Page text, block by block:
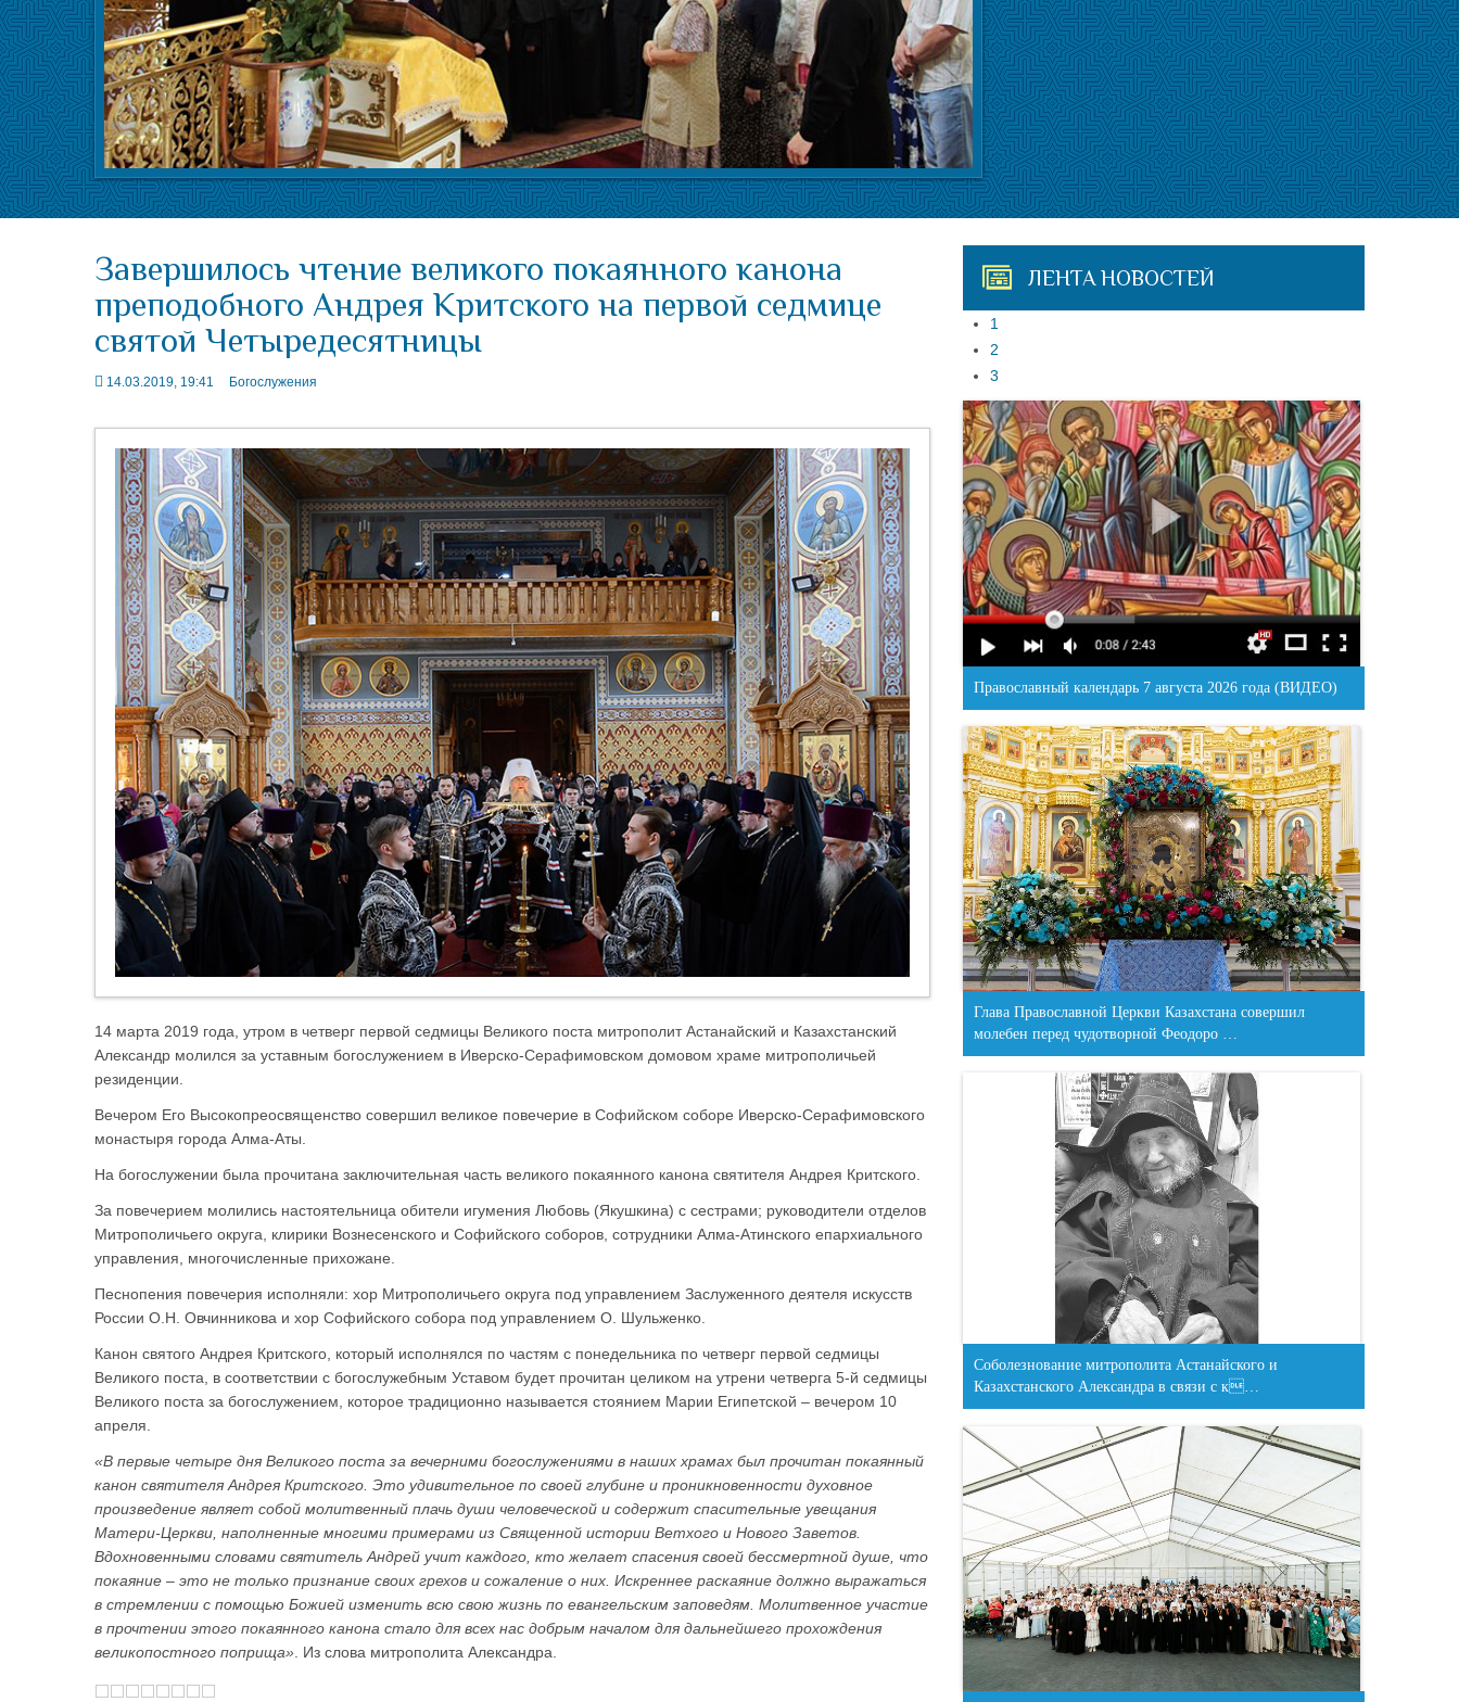
Завершилось чтение великого покаянного канона
преподобного Андрея Критского на первой седмице
святой Четыредесятницы
14.03.2019, 19:41 Богослужения
14 марта 2019 года, утром в четверг первой седмицы Великого поста митрополит Астанайский и Казахстанский
Александр молился за уставным богослужением в Иверско-Серафимовском домовом храме митрополичьей
резиденции.
Вечером Его Высокопреосвященство совершил великое повечерие в Софийском соборе Иверско-Серафимовского
монастыря города Алма-Аты.
На богослужении была прочитана заключительная часть великого покаянного канона святителя Андрея Критского.
За повечерием молились настоятельница обители игумения Любовь (Якушкина) с сестрами; руководители отделов
Митрополичьего округа, клирики Вознесенского и Софийского соборов, сотрудники Алма-Атинского епархиального
управления, многочисленные прихожане.
Песнопения повечерия исполняли: хор Митрополичьего округа под управлением Заслуженного деятеля искусств
России О.Н. Овчинникова и хор Софийского собора под управлением О. Шульженко.
Канон святого Андрея Критского, который исполнялся по частям с понедельника по четверг первой седмицы
Великого поста, в соответствии с богослужебным Уставом будет прочитан целиком на утрени четверга 5-й седмицы
Великого поста за богослужением, которое традиционно называется стоянием Марии Египетской – вечером 10
апреля.
«В первые четыре дня Великого поста за вечерними богослужениями в наших храмах был прочитан покаянный
канон святителя Андрея Критского. Это удивительное по своей глубине и проникновенности духовное
произведение являет собой молитвенный плачь души человеческой и содержит спасительные увещания
Матери-Церкви, наполненные многими примерами из Священной истории Ветхого и Нового Заветов.
Вдохновенными словами святитель Андрей учит каждого, кто желает спасения своей бессмертной душе, что
покаяние – это не только признание своих грехов и сожаление о них. Искреннее раскаяние должно выражаться
в стремлении с помощью Божией изменить всю свою жизнь по евангельским заповедям. Молитвенное участие
в прочтении этого покаянного канона стало для всех нас добрым началом для дальнейшего прохождения
великопостного поприща» . Из слова митрополита Александра.
ЛЕНТА НОВОСТЕЙ
1
2
3
Православный календарь 7 августа 2026 года (ВИДЕО)
Глава Православной Церкви Казахстана совершил
молебен перед чудотворной Феодоро …
Соболезнование митрополита Астанайского и
Казахстанского Александра в связи с к…